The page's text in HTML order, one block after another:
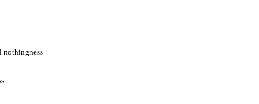
nothingness